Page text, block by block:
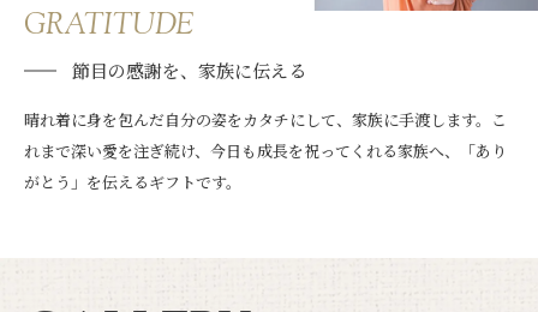
GRATITUDE
節目の感謝を、家族に伝える
晴れ着に身を包んだ自分の姿をカタチにして、家族に手渡します。こ
れまで深い愛を注ぎ続け、今日も成長を祝ってくれる家族へ、「あり
がとう」を伝えるギフトです。